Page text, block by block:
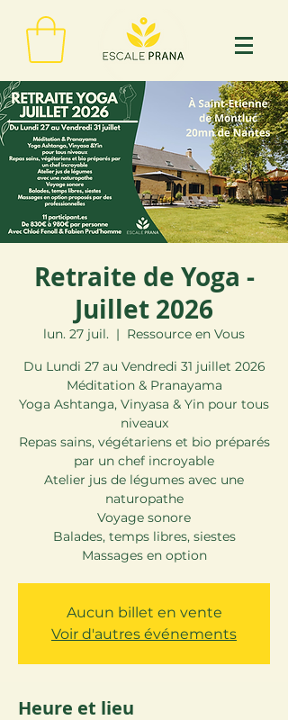
Retraite de Yoga -
Juillet 2026
lun. 27 juil.
  |
Ressource en Vous
Du Lundi 27 au Vendredi 31 juillet 2026
Méditation & Pranayama
Yoga Ashtanga, Vinyasa & Yin pour tous
niveaux
Repas sains, végétariens et bio préparés
par un chef incroyable
Atelier jus de légumes avec une
naturopathe
Voyage sonore
Balades, temps libres, siestes
Massages en option
Aucun billet en vente
Voir d'autres événements
Heure et lieu